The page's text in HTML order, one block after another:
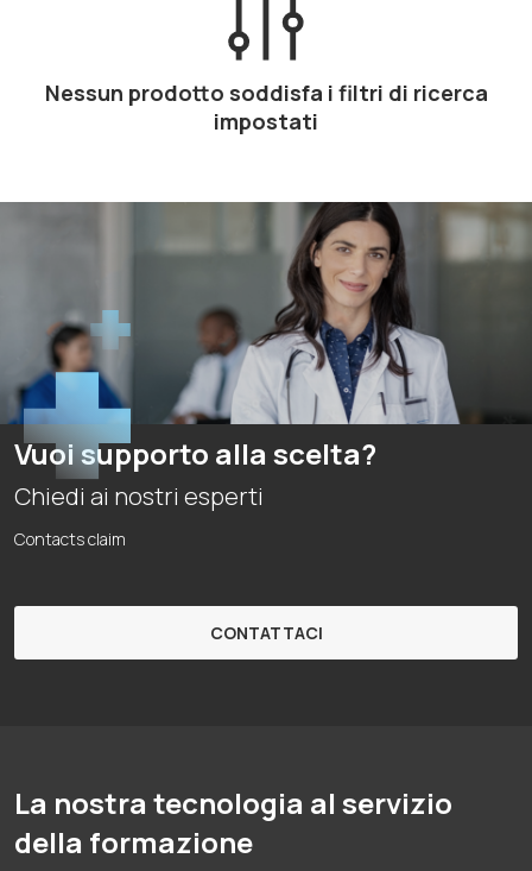
Nessun prodotto soddisfa i filtri di ricerca
impostati
Vuoi supporto alla scelta?
Chiedi ai nostri esperti
Contacts claim
CONTATTACI
La nostra tecnologia al servizio
della formazione